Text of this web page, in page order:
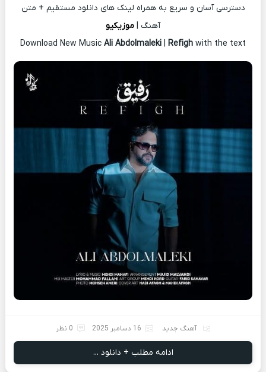
دسترسی آسان و سریع به همراه لینک های دانلود مستقیم + متن
آهنگ | موزیکیو
Download New Music Ali Abdolmaleki | Refigh with the text
آهنگ جدید 16 دسامبر 2025 0 نظر
ادامه مطلب + دانلود ...